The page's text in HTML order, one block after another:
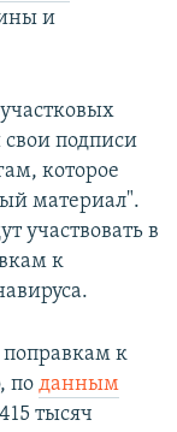
и
подписи
которое
материал".
участвовать в
к
к
по данным
тысяч